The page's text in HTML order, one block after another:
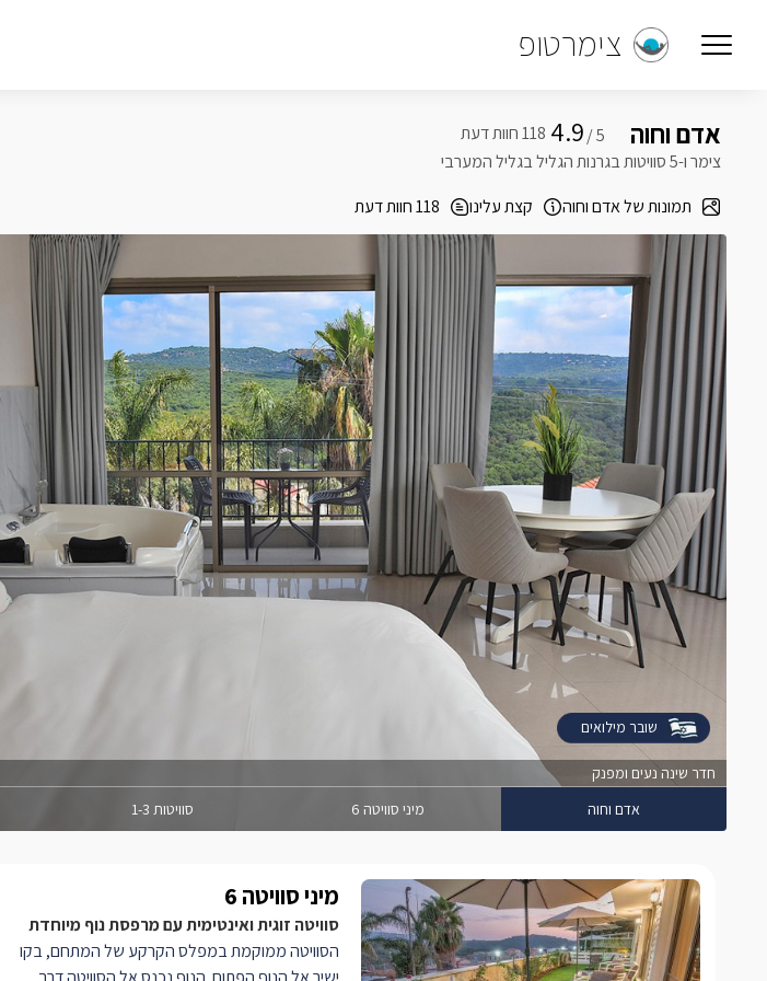
צימרטופ
אדם וחוה 5 /
4.9
צימר ו-5 סוויטות בגרנות הגליל בגליל המערבי
תמונות של אדם וחוה
קצת עלינו 118 חוות דעת
חדר שינה נעים ומפנק
אדם וחוה מיני סוויטה 6 סוויטות 1-3
שובר מילואים
מיני סוויטה 6
סוויטה זוגית ואינטימית עם מרפסת נוף מיוחדת
הסוויטה ממוקמת במפלס הקרקע של המתחם, בקו